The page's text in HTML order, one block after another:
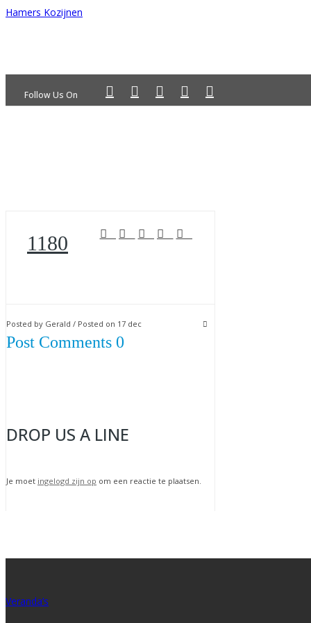
Hamers Kozijnen
Follow Us On
1180
Posted by Gerald / Posted on 17 dec
Post Comments 0
DROP US A LINE
Je moet ingelogd zijn op om een reactie te plaatsen.
Veranda’s